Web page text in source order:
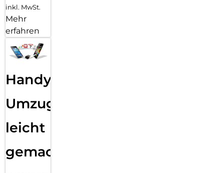
inkl. MwSt.
Mehr
erfahren
Handy
Umzug
leicht
gemacht!